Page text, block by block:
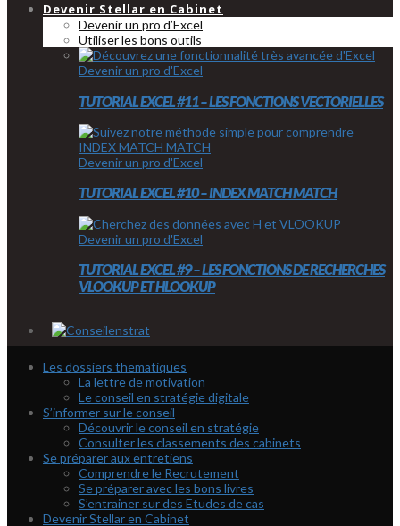
Devenir Stellar en Cabinet
Devenir un pro d’Excel
Utiliser les bons outils
Devenir un pro d'Excel
TUTORIAL EXCEL #11 – LES FONCTIONS VECTORIELLES
Devenir un pro d'Excel
TUTORIAL EXCEL #10 – INDEX MATCH MATCH
Devenir un pro d'Excel
TUTORIAL EXCEL #9 – LES FONCTIONS DE RECHERCHES
VLOOKUP ET HLOOKUP
Les dossiers thematiques
La lettre de motivation
Le conseil en stratégie digitale
S’informer sur le conseil
Découvrir le conseil en stratégie
Consulter les classements des cabinets
Se préparer aux entretiens
Comprendre le Recrutement
Se préparer avec les bons livres
S’entrainer sur des Etudes de cas
Devenir Stellar en Cabinet